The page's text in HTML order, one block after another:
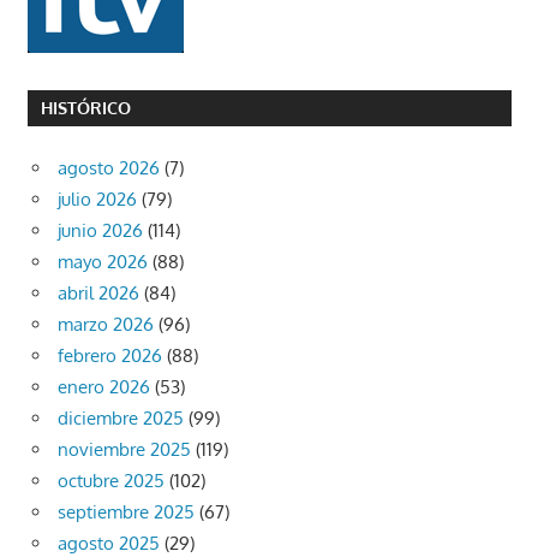
HISTÓRICO
agosto 2026 (7)
julio 2026 (79)
junio 2026 (114)
mayo 2026 (88)
abril 2026 (84)
marzo 2026 (96)
febrero 2026 (88)
enero 2026 (53)
diciembre 2025 (99)
noviembre 2025 (119)
octubre 2025 (102)
septiembre 2025 (67)
agosto 2025 (29)